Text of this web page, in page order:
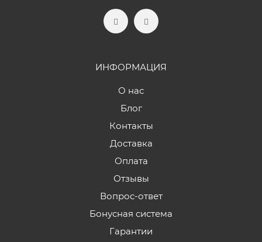
ИНФОРМАЦИЯ
О нас
Блог
Контакты
Доставка
Оплата
Отзывы
Вопрос-ответ
Бонусная система
Гарантии